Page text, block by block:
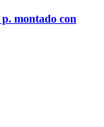
montado con